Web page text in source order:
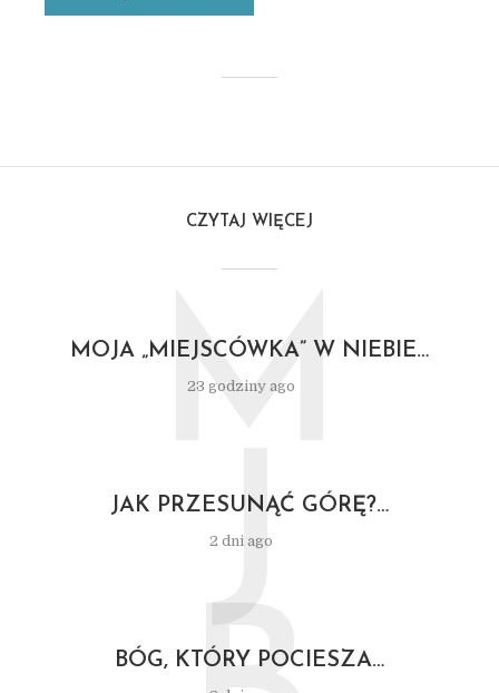
CZYTAJ WIĘCEJ
MOJA „MIEJSCÓWKA” W NIEBIE…
23 godziny ago
M
JAK PRZESUNĄĆ GÓRĘ?…
2 dni ago
J
BÓG, KTÓRY POCIESZA…